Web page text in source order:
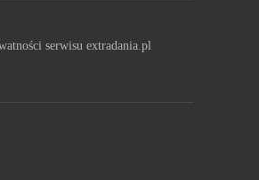
serwisu extradania.pl